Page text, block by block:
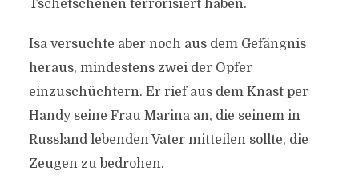
Tschetschenen terrorisiert haben.
Isa versuchte aber noch aus dem Gefängnis
heraus, mindestens zwei der Opfer
einzuschüchtern. Er rief aus dem Knast per
Handy seine Frau Marina an, die seinem in
Russland lebenden Vater mitteilen sollte, die
Zeugen zu bedrohen.